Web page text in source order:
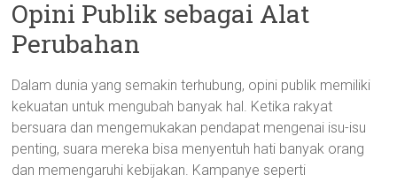
Opini Publik sebagai Alat
Perubahan
Dalam dunia yang semakin terhubung, opini publik memiliki
kekuatan untuk mengubah banyak hal. Ketika rakyat
bersuara dan mengemukakan pendapat mengenai isu-isu
penting, suara mereka bisa menyentuh hati banyak orang
dan memengaruhi kebijakan. Kampanye seperti